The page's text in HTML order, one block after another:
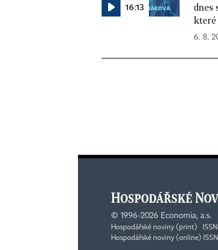
16:13
dnes
které
6. 8.
© 1996-2026 Economia, a.s.
Hospodářské noviny (print)
Hospodářské noviny (online)